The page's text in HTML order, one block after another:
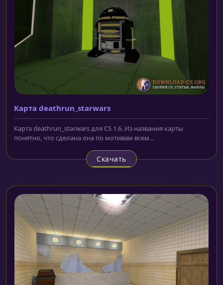
Карта deathrun_starwars
Карта deathrun_starwars для CS 1.6. Из названия карты
понятно, что сделана она по мотивам всем...
Скачать